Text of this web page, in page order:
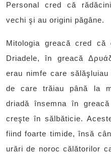
Personal cred că
vechi şi au origini păgâne.
Mitologia greacă cred
Driadele, în greacă
erau nimfe care
de care trăiau până la
driadă însemna în
creşte în sălbăticie.
fiind foarte timide, însă
urări de noroc călătorilor